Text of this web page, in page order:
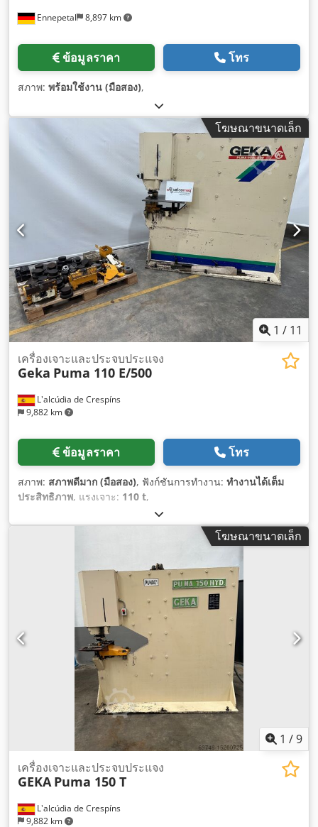
Ennepetal 8,897 km
ข้อมูลราคา โทร
สภาพ: พร้อมใช้งาน (มือสอง),
โฆษณาขนาดเล็ก
1 / 11
L'alcúdia de Crespíns
9,882 km
เครื่องเจาะและประจบประแจง
Geka Puma 110 E/500
ข้อมูลราคา โทร
สภาพ: สภาพดีมาก (มือสอง), ฟังก์ชันการทำงาน: ทำงานได้เต็ม
ประสิทธิภาพ, แรงเจาะ: 110 t,
โฆษณาขนาดเล็ก
1 /9
L'alcúdia de Crespíns
9,882 km
เครื่องเจาะและประจบประแจง
GEKA Puma 150 T